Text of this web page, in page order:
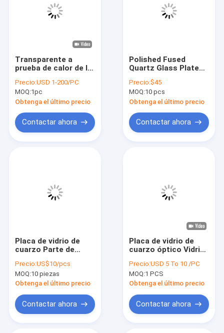
Transparente a
prueba de calor de la
cristal de cuarzo
fundido de la lámpara
ultravioleta
Precio:USD 1-200/PC
MOQ:1pc
Obtenga el último precio
Contactar ahora
Polished Fused
Quartz Glass Plates
Customized Size
Precio:$45
MOQ:10 pcs
Obtenga el último precio
Contactar ahora
Placa de vidrio de
cuarzo Parte de
de cuarzo
Precio:US$10/pcs
MOQ:10 piezas
Obtenga el último precio
Contactar ahora
Placa de vidrio de
cuarzo óptico Vidrio
transparente con
agujeros grandes
Precio:USD 5 To 10 /PC
MOQ:1 PCS
Obtenga el último precio
Contactar ahora